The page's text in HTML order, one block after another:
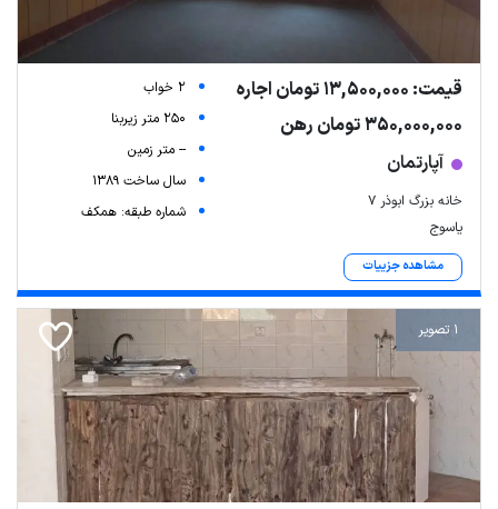
قیمت: 13,500,000 تومان اجاره
350,000,000 تومان رهن
آپارتمان
خانه بزرگ ابوذر ۷
یاسوج
مشاهده جزییات
2 خواب
250 متر زیربنا
-- متر زمین
سال ساخت 1389
شماره طبقه: همکف
1 تصویر